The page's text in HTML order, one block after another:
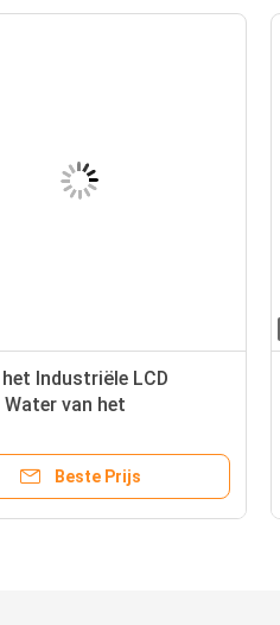
Industriële LCD
van het
Beste Prijs